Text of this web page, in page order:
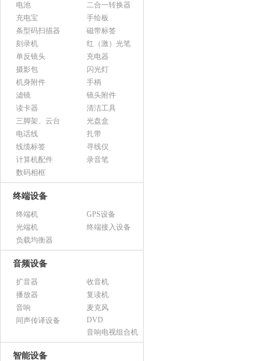
电池
二合一转换器
充电宝
手绘板
条型码扫描器
磁带标签
刻录机
红（激）光笔
单反镜头
充电器
摄影包
闪光灯
机身附件
手柄
滤镜
镜头附件
读卡器
清洁工具
三脚架、云台
光盘盒
电话线
扎带
线缆标签
寻线仪
计算机配件
录音笔
数码相框
终端设备
终端机
GPS设备
光端机
终端接入设备
负载均衡器
音频设备
扩音器
收音机
播放器
复读机
音响
麦克风
同声传译设备
DVD
音响电视组合机
智能设备